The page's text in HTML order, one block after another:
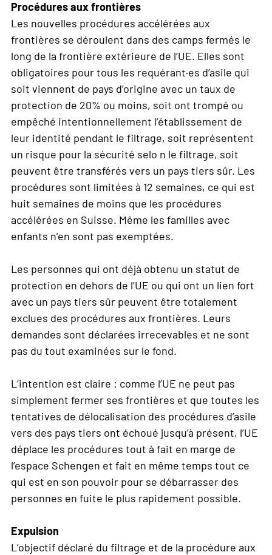
Procédures aux frontières
Les nouvelles procédures accélérées aux
frontières se déroulent dans des camps fermés le
long de la frontière extérieure de l’UE. Elles sont
obligatoires pour tous les requérant·es d’asile qui
soit viennent de pays d’origine avec un taux de
protection de 20% ou moins, soit ont trompé ou
empêché intentionnellement l’établissement de
leur identité pendant le filtrage, soit représentent
un risque pour la sécurité selo n le filtrage, soit
peuvent être transférés vers un pays tiers sûr. Les
procédures sont limitées à 12 semaines, ce qui est
huit semaines de moins que les procédures
accélérées en Suisse. Même les familles avec
enfants n’en sont pas exemptées.
Les personnes qui ont déjà obtenu un statut de
protection en dehors de l’UE ou qui ont un lien fort
avec un pays tiers sûr peuvent être totalement
exclues des procédures aux frontières. Leurs
demandes sont déclarées irrecevables et ne sont
pas du tout examinées sur le fond.
L’intention est claire : comme l’UE ne peut pas
simplement fermer ses frontières et que toutes les
tentatives de délocalisation des procédures d’asile
vers des pays tiers ont échoué jusqu’à présent, l’UE
déplace les procédures tout à fait en marge de
l’espace Schengen et fait en même temps tout ce
qui est en son pouvoir pour se débarrasser des
personnes en fuite le plus rapidement possible.
Expulsion
L’objectif déclaré du filtrage et de la procédure aux